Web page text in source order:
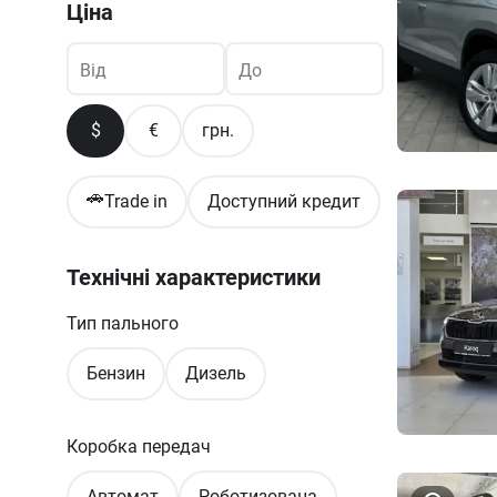
Ціна
Від До
$ € грн.
🚗Trade in Доступний кредит
Технічні характеристики
Тип пального
Бензин Дизель
Коробка передач